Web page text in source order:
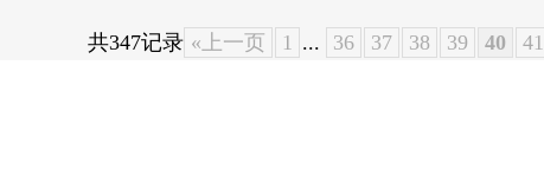
共347记录 «上一页 1 ... 36 37 38 39 40 41